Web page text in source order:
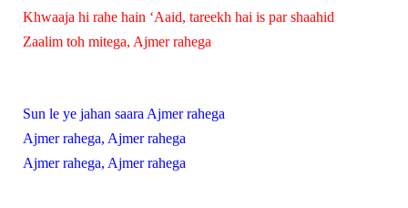
Khwaaja hi rahe hain ‘Aaid, tareekh hai is par shaahid
Zaalim toh mitega, Ajmer rahega
Sun le ye jahan saara Ajmer rahega
Ajmer rahega, Ajmer rahega
Ajmer rahega, Ajmer rahega